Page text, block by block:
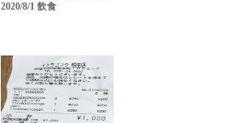
2020/8/1 飲食